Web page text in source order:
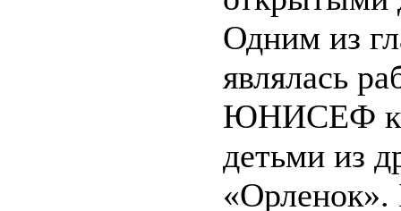
Одним из
являлась
ЮНИСЕФ
детьми из